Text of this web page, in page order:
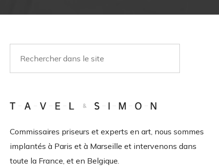
Commissaires priseurs et experts en art, nous sommes
implantés à Paris et à Marseille et intervenons dans
toute la France, et en Belgique.